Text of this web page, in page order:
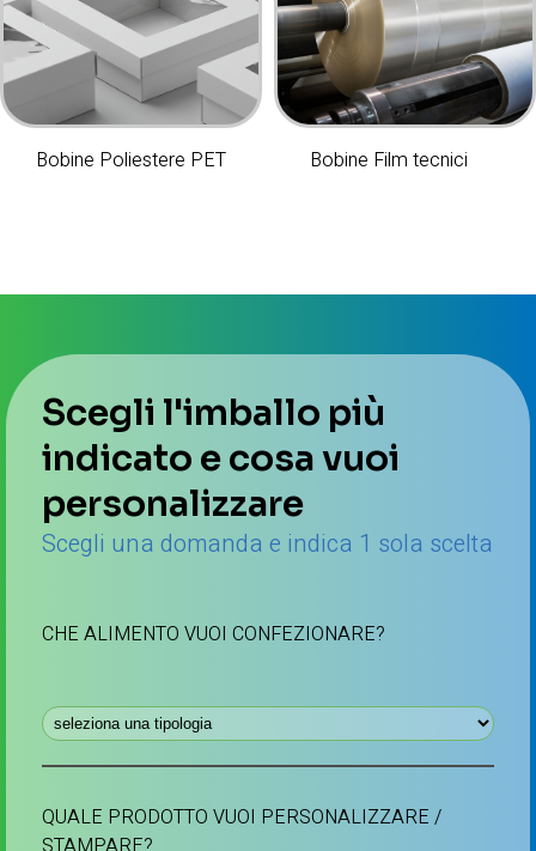
Bobine Poliestere PET Bobine Film tecnici
Scegli l'imballo più
indicato e cosa vuoi
personalizzare
Scegli una domanda e indica 1 sola scelta
CHE ALIMENTO VUOI CONFEZIONARE?
QUALE PRODOTTO VUOI PERSONALIZZARE /